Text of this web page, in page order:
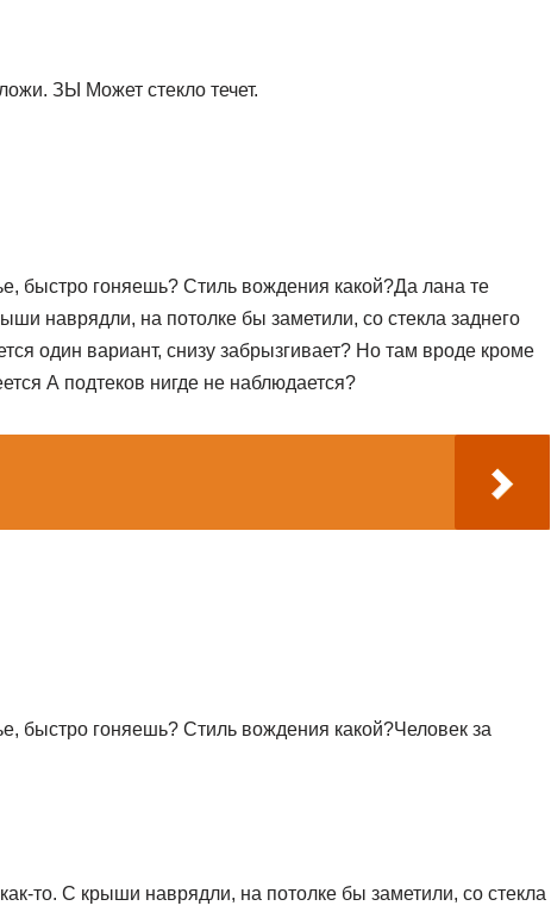
ЗЫ Может стекло течет.
быстро гоняешь? Стиль вождения какой?Да лана те
наврядли, на потолке бы заметили, со стекла заднего
один вариант, снизу забрызгивает? Но там вроде кроме
А подтеков нигде не наблюдается?
быстро гоняешь? Стиль вождения какой?Человек за
то. С крыши наврядли, на потолке бы заметили, со стекла